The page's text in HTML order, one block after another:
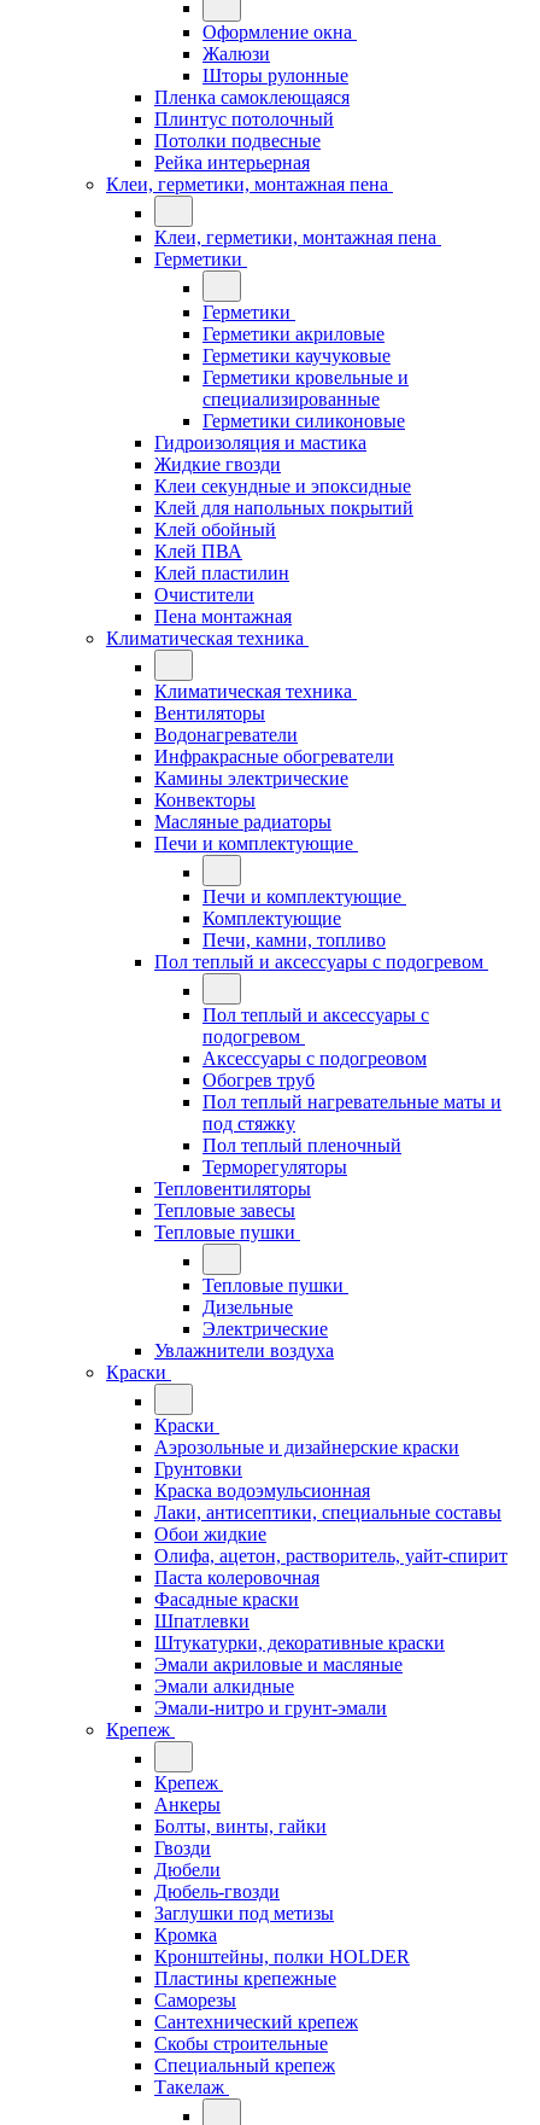
Оформление окна
Жалюзи
Шторы рулонные
Пленка самоклеющаяся
Плинтус потолочный
Потолки подвесные
Рейка интерьерная
Клеи, герметики, монтажная пена
Клеи, герметики, монтажная пена
Герметики
Герметики
Герметики акриловые
Герметики каучуковые
Герметики кровельные и
специализированные
Герметики силиконовые
Гидроизоляция и мастика
Жидкие гвозди
Клеи секундные и эпоксидные
Клей для напольных покрытий
Клей обойный
Клей ПВА
Клей пластилин
Очистители
Пена монтажная
Климатическая техника
Климатическая техника
Вентиляторы
Водонагреватели
Инфракрасные обогреватели
Камины электрические
Конвекторы
Масляные радиаторы
Печи и комплектующие
Печи и комплектующие
Комплектующие
Печи, камни, топливо
Пол теплый и аксессуары с подогревом
Пол теплый и аксессуары с
подогревом
Аксессуары с подогреовом
Обогрев труб
Пол теплый нагревательные маты и
под стяжку
Пол теплый пленочный
Терморегуляторы
Тепловентиляторы
Тепловые завесы
Тепловые пушки
Тепловые пушки
Дизельные
Электрические
Увлажнители воздуха
Краски
Краски
Аэрозольные и дизайнерские краски
Грунтовки
Краска водоэмульсионная
Лаки, антисептики, специальные составы
Обои жидкие
Олифа, ацетон, растворитель, уайт-спирит
Паста колеровочная
Фасадные краски
Шпатлевки
Штукатурки, декоративные краски
Эмали акриловые и масляные
Эмали алкидные
Эмали-нитро и грунт-эмали
Крепеж
Крепеж
Анкеры
Болты, винты, гайки
Гвозди
Дюбели
Дюбель-гвозди
Заглушки под метизы
Кромка
Кронштейны, полки НОLDER
Пластины крепежные
Саморезы
Сантехнический крепеж
Скобы строительные
Специальный крепеж
Такелаж